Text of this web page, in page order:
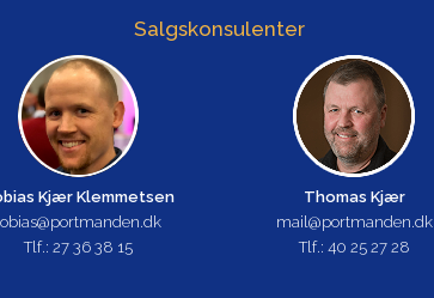
Salgskonsulenter
Kjær Klemmetsen
Tlf.: 27 36 38 15
Thomas Kjær
mail@portmanden.dk
Tlf.: 40 25 27 28